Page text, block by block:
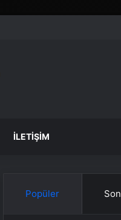
İLETIŞIM
Popüler Son